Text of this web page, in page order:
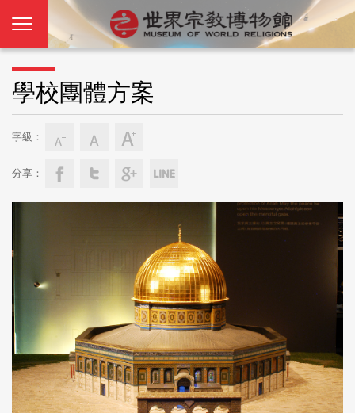
學校團體方案
字級：
分享：